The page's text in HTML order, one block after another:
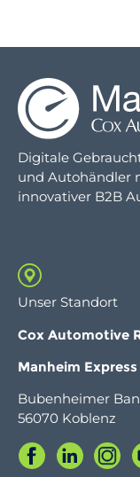
Digitale
und Autohändler
innovativer B2B
Unser Standort
Cox Automotive
Manheim Express
Bubenheimer
56070 Koblenz